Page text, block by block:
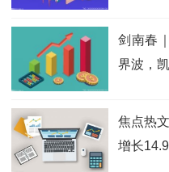
剑南春
界波，
焦点热
增长